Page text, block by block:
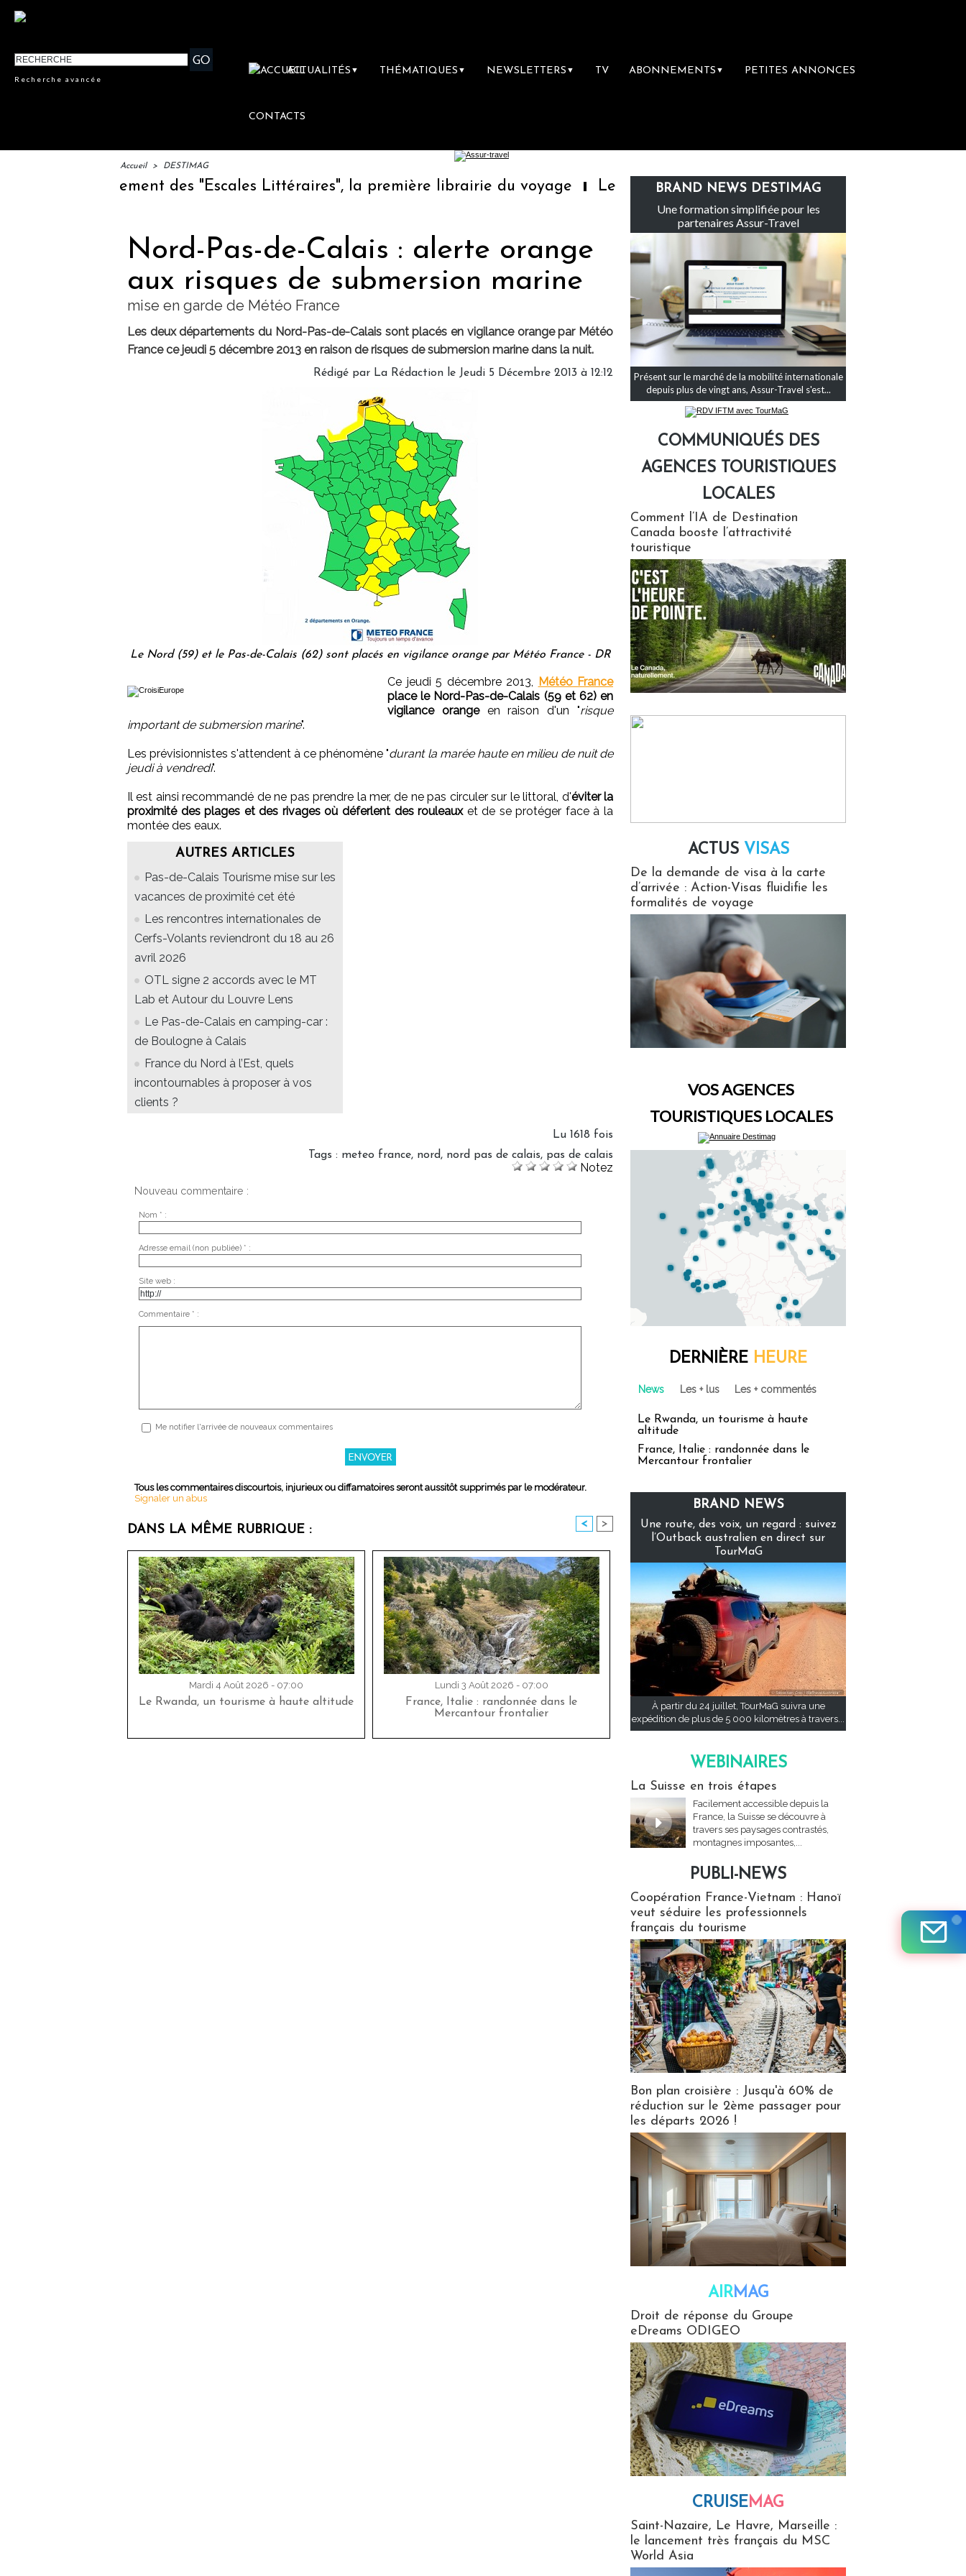
Recherche avancée
ACTUALITÉS ▼ THÉMATIQUES ▼ NEWSLETTERS ▼ TV ABONNEMENTS ▼ PETITES ANNONCES
CONTACTS
Accueil > DESTIMAG
IFTM : lancement des "Escales Littéraires", la première librairie du voyage Le groupe Sainte-Claire rachète Eden Tour
Nord-Pas-de-Calais : alerte orange
aux risques de submersion marine
mise en garde de Météo France
Les deux départements du Nord-Pas-de-Calais sont placés en vigilance orange par Météo
France ce jeudi 5 décembre 2013 en raison de risques de submersion marine dans la nuit.
Rédigé par La Rédaction le Jeudi 5 Décembre 2013 à 12:12
Le Nord (59) et le Pas-de-Calais (62) sont placés en vigilance orange par Météo France - DR
Ce jeudi 5 décembre 2013, Météo France
place le Nord-Pas-de-Calais (59 et 62) en
vigilance orangeen raison d'un "risque
important de submersion marine".
Les prévisionnistes s'attendent à ce phénomène "durant la marée haute en milieu de nuit de
jeudi à vendredi".
Il est ainsi recommandé de ne pas prendre la mer, de ne pas circuler sur le littoral, d'éviter la
proximité des plages et des rivages où déferlent des rouleauxet de se protéger face à la
montée des eaux.
AUTRES ARTICLES
Pas-de-Calais Tourisme mise sur les
vacances de proximité cet été
Les rencontres internationales de
Cerfs-Volants reviendront du 18 au 26
avril 2026
OTL signe 2 accords avec le MT
Lab et Autour du Louvre Lens
Le Pas-de-Calais en camping-car :
de Boulogne à Calais
France du Nord à l’Est, quels
incontournables à proposer à vos
clients ?
Lu 1618 fois
Tags : meteo france, nord, nord pas de calais, pas de calais
Notez
Nouveau commentaire :
Nom * :
Adresse email (non publiée) * :
Site web :
Commentaire * :
Me notifier l'arrivée de nouveaux commentaires
Tous les commentaires discourtois, injurieux ou diffamatoires seront aussitôt supprimés par le modérateur.
Signaler un abus
DANS LA MÊME RUBRIQUE : < >
Mardi 4 Août 2026 - 07:00
Le Rwanda, un tourisme à haute altitude
Lundi 3 Août 2026 - 07:00
France, Italie : randonnée dans le
Mercantour frontalier
BRAND NEWS DESTIMAG
Une formation simplifiée pour les
partenaires Assur-Travel
Présent sur le marché de la mobilité internationale
depuis plus de vingt ans, Assur-Travel s'est...
COMMUNIQUÉS DES
AGENCES TOURISTIQUES
LOCALES
Comment l’IA de Destination
Canada booste l’attractivité
touristique
ACTUS VISAS
De la demande de visa à la carte
d’arrivée : Action-Visas fluidifie les
formalités de voyage
VOS AGENCES
TOURISTIQUES LOCALES
DERNIÈRE HEURE
News Les + lus Les + commentés
Le Rwanda, un tourisme à haute
altitude
France, Italie : randonnée dans le
Mercantour frontalier
BRAND NEWS
Une route, des voix, un regard : suivez
l’Outback australien en direct sur
TourMaG
À partir du 24 juillet, TourMaG suivra une
expédition de plus de 5 000 kilomètres à travers...
WEBINAIRES
La Suisse en trois étapes
Facilement accessible depuis la
France, la Suisse se découvre à
travers ses paysages contrastés,
montagnes imposantes,...
PUBLI-NEWS
Coopération France-Vietnam : Hanoï
veut séduire les professionnels
français du tourisme
Bon plan croisière : Jusqu'à 60% de
réduction sur le 2ème passager pour
les départs 2026 !
AIRMAG
Droit de réponse du Groupe
eDreams ODIGEO
CRUISEMAG
Saint-Nazaire, Le Havre, Marseille :
le lancement très français du MSC
World Asia